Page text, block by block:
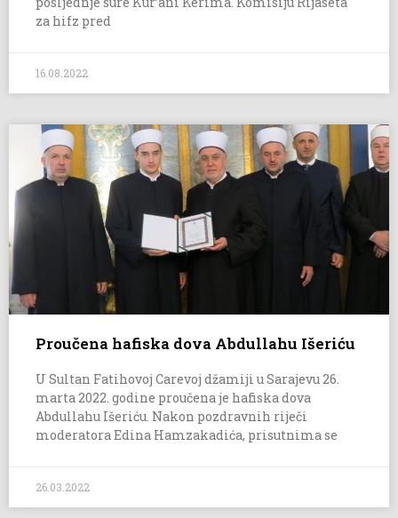
za hifz pred
16.08.2022
Proučena hafiska dova Abdullahu Išeriću
U Sultan Fatihovoj Carevoj džamiji u Sarajevu 26.
marta 2022. godine proučena je hafiska dova
Abdullahu Išeriću. Nakon pozdravnih riječi
moderatora Edina Hamzakadića, prisutnima se
26.03.2022